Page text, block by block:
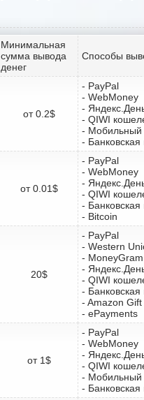
Минимальная
сумма вывода
денег
Способы
от 0.2$
- PayPal
- WebMoney
-
- QIWI
- Мобильный
-
от 0.01$
- PayPal
- WebMoney
-
- QIWI
-
- Bitcoin
20$
- PayPal
- Western
- MoneyGram
-
- QIWI
-
- Amazon
- ePayments
от 1$
- PayPal
- WebMoney
-
- QIWI
- Мобильный
-